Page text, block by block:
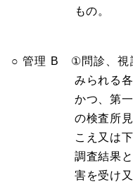
もの。
○ 管理 B ①問診、視
みられる
かつ、第
の検査所
こえ又は
調査結果
害を受け